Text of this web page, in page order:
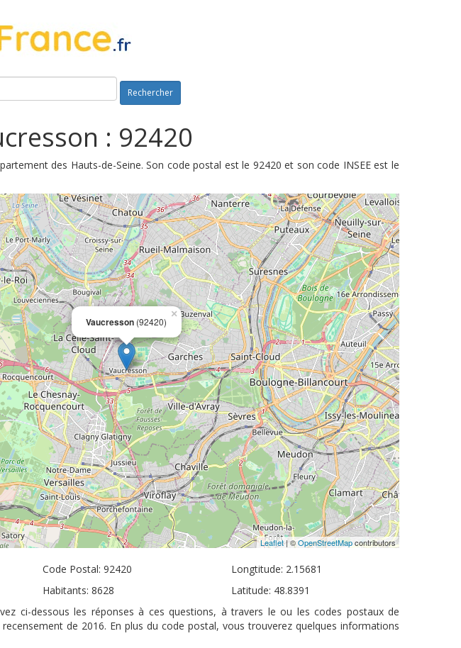
Rechercher
: 92420
des Hauts-de-Seine. Son code postal est le 92420 et son code INSEE est le
Vaucresson (92420)
×
Leaflet| ©OpenStreetMapcontributors
Code Postal: 92420
Habitants: 8628
Longtitude: 2.15681
Latitude: 48.8391
ci-dessous les réponses à ces questions, à travers le ou les codes postaux de
recensement de 2016. En plus du code postal, vous trouverez quelques informations